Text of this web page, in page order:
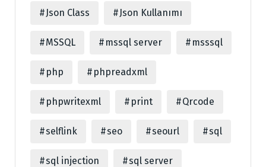
Json Class Json Kullanımı
MSSQL mssql server msssql
php phpreadxml
phpwritexml print Qrcode
selflink seo seourl sql
sql injection sql server